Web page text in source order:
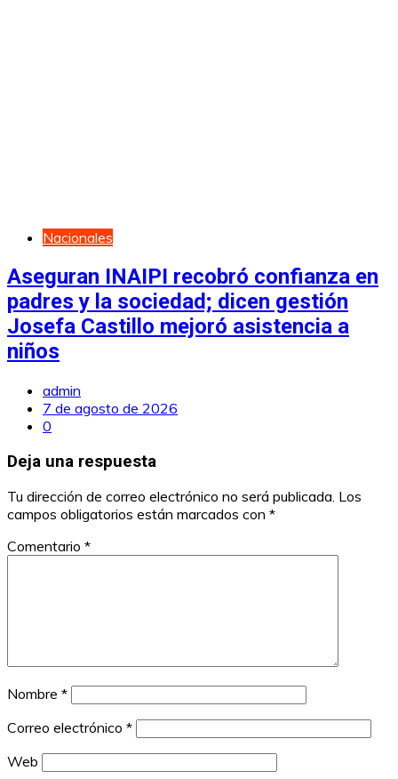
Nacionales
Aseguran INAIPI recobró confianza en
padres y la sociedad; dicen gestión
Josefa Castillo mejoró asistencia a
niños
admin
7 de agosto de 2026
0
Deja una respuesta
Tu dirección de correo electrónico no será publicada. Los
campos obligatorios están marcados con *
Comentario *
Nombre *
Correo electrónico *
Web